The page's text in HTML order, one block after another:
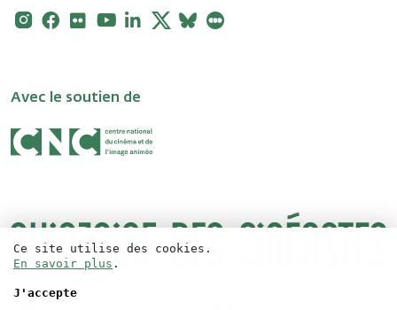
Instagram
Facebook
FlickrYoutubeLinkedin
X Bluesky
Avec le soutien de
Ce site utilise des cookies.
En savoir plus .
J'accepte